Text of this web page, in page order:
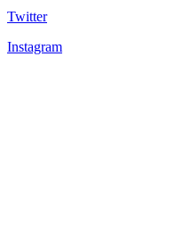
Twitter
Instagram